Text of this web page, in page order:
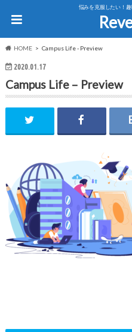
悩みを克服したい！
HOME Campus Life - Preview
2020.01.17
Campus Life – Preview